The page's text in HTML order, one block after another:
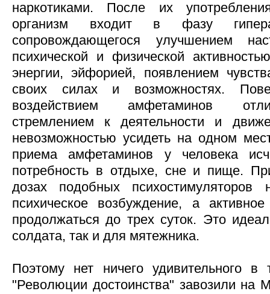
наркотиками. После их
организм входит в фазу
сопровождающегося улучшением
психической и физической
энергии, эйфорией, появлением
своих силах и возможностях.
воздействием амфетаминов
стремлением к деятельности и
невозможностью усидеть на одном
приема амфетаминов у человека
потребность в отдыхе, сне и пище.
дозах подобных психостимуляторов
психическое возбуждение, а
продолжаться до трех суток. Это
солдата, так и для мятежника.
Поэтому нет ничего удивительного в
"Революции достоинства" завозили на